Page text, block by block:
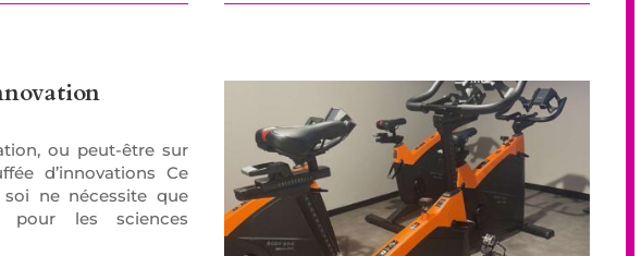
ou peut-être sur
d’innovations Ce
ne nécessite que
pour les sciences